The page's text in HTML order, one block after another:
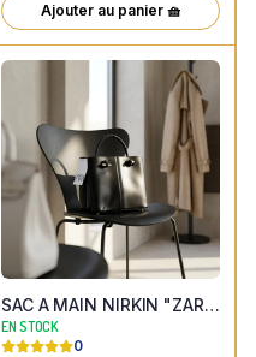
Ajouter au panier 🧺
SAC A MAIN NIRKIN "ZARA" NOIR LISSE
EN STOCK
0